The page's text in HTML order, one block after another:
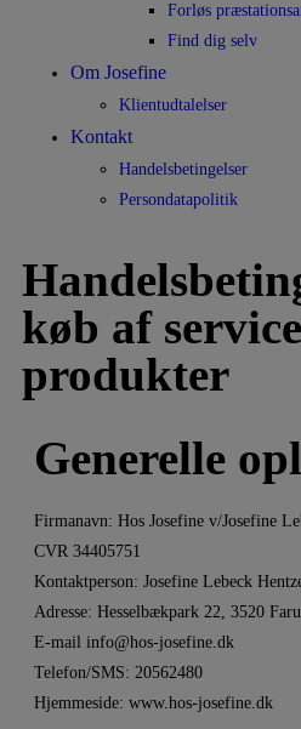
Forløs
Find dig selv
Om Josefine
Klientudtalelser
Kontakt
Handelsbetingelser
Persondatapolitik
køb af
produkter
Generelle
Firmanavn: Hos Josefine v/Josefine
CVR 34405751
Kontaktperson: Josefine Lebeck
Adresse: Hesselbækpark 22, 3520
E-mail info@hos-josefine.dk
Telefon/SMS: 20562480
Hjemmeside: www.hos-josefine.dk